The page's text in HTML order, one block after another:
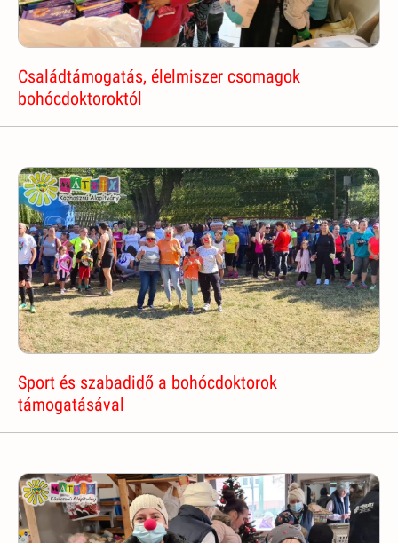
Családtámogatás, élelmiszer csomagok
bohócdoktoroktól
Sport és szabadidő a bohócdoktorok
támogatásával